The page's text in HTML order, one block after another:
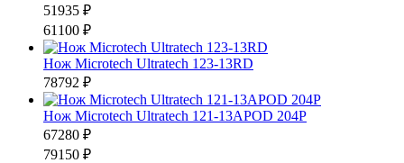
51935 ₽
61100 ₽
Нож Microtech Ultratech 123-13RD
78792 ₽
Нож Microtech Ultratech 121-13APOD 204P
67280 ₽
79150 ₽